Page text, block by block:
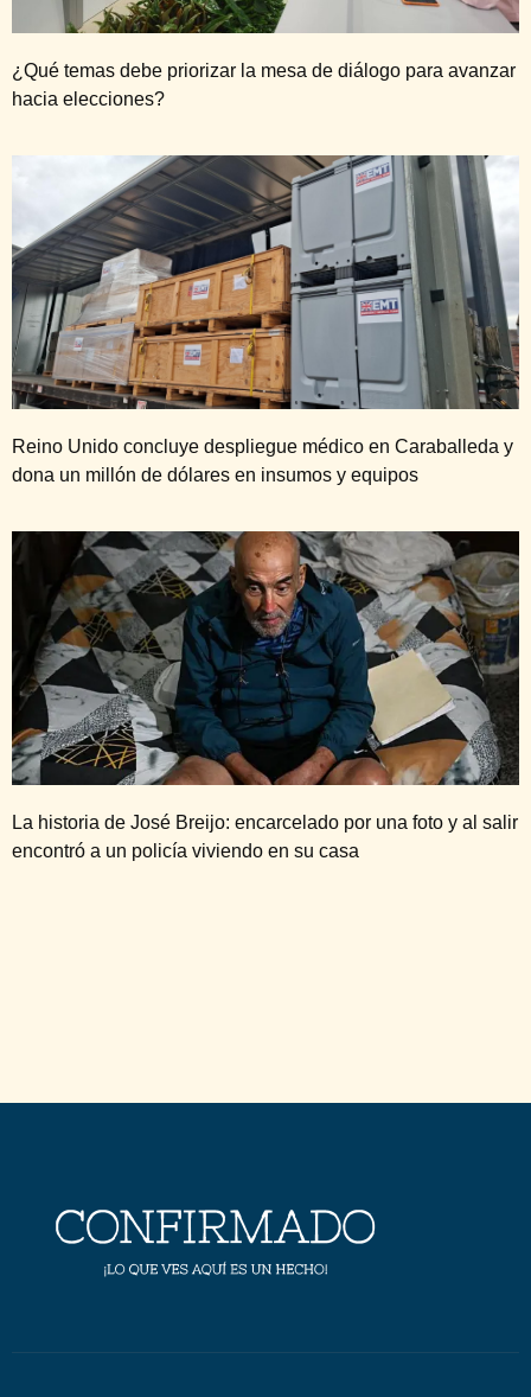
¿Qué temas debe priorizar la mesa de diálogo para avanzar
hacia elecciones?
Reino Unido concluye despliegue médico en Caraballeda y
dona un millón de dólares en insumos y equipos
La historia de José Breijo: encarcelado por una foto y al salir
encontró a un policía viviendo en su casa